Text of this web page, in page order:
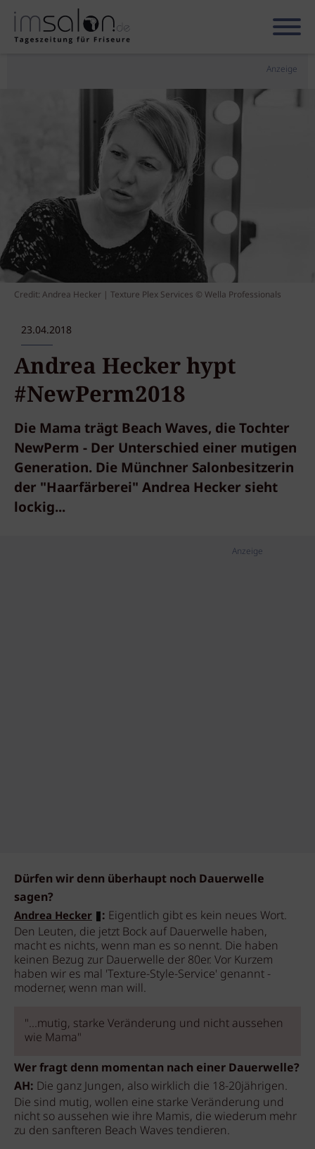
Anzeige
Credit: Andrea Hecker | Texture Plex Services © Wella Professionals
23.04.2018
Andrea Hecker hypt
#NewPerm2018
Die Mama trägt Beach Waves, die Tochter
NewPerm - Der Unterschied einer mutigen
Generation. Die Münchner Salonbesitzerin
der "Haarfärberei" Andrea Hecker sieht
lockig...
Anzeige
Dürfen wir denn überhaupt noch Dauerwelle
sagen?
Andrea Hecker : Eigentlich gibt es kein neues Wort.
Den Leuten, die jetzt Bock auf Dauerwelle haben,
macht es nichts, wenn man es so nennt. Die haben
keinen Bezug zur Dauerwelle der 80er. Vor Kurzem
haben wir es mal 'Texture-Style-Service' genannt -
moderner, wenn man will.
"...mutig, starke Veränderung und nicht aussehen
wie Mama"
Wer fragt denn momentan nach einer Dauerwelle?
AH: Die ganz Jungen, also wirklich die 18-20jährigen.
Die sind mutig, wollen eine starke Veränderung und
nicht so aussehen wie ihre Mamis, die wiederum mehr
zu den sanfteren Beach Waves tendieren.